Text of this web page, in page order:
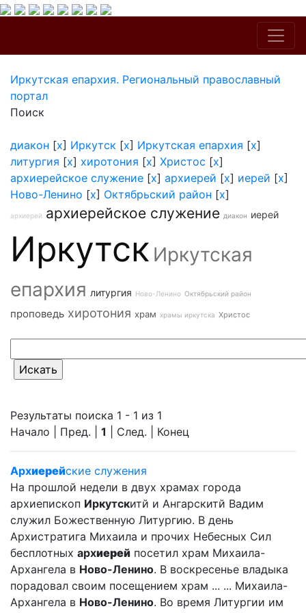
Иркутская епархия. Региональный православный
портал
Поиск
диакон [x] Иркутск [x] Иркутская епархия [x]
литургия [x] хиротония [x] Христос [x]
архиерейское служение [x] архиерей [x] иерей [x]
Ново-Ленино [x] Октябрьский район [x]
архиерей архиерейское служение диакон иерей
Иркутск Иркутская
епархия литургия Ново-Ленино Октябрьский район
проповедь хиротония храм храмы иркутска Христос
Результаты поиска 1 - 1 из 1
Начало | Пред. | 1 | След. | Конец
Архиерейские служения
На прошлой недели в двух храмах города
архиепископ Иркутскитй и Ангарскитй Вадим
служил Божественную Литургию. В день
Архистратига Михаила и прочих Небесных Сил
бесплотных архиерей посетил храм Михаила-
Архангела в Ново-Ленино. В воскресенье владыка
порадовал своим посещением храм ... ... Михаила-
Архангела в Ново-Ленино. Во время Литургии им